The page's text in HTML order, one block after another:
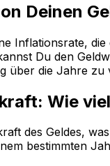
Deinen
Inflationsrate,
Du den
über die Jahre zu
Wie
des Geldes,
bestimmten